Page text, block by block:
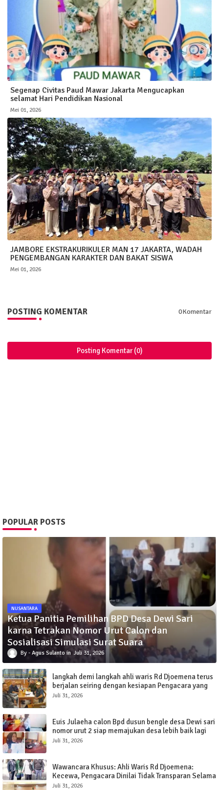
Segenap Civitas Paud Mawar Jakarta Mengucapkan
selamat Hari Pendidikan Nasional
Mei 01, 2026
JAMBORE EKSTRAKURIKULER MAN 17 JAKARTA, WADAH
PENGEMBANGAN KARAKTER DAN BAKAT SISWA
Mei 01, 2026
POSTING KOMENTAR 0Komentar
Posting Komentar (0)
POPULAR POSTS
NUSANTARA
Ketua Panitia Pemilihan BPD Desa Dewi Sari
karna Tetrakan Nomor Urut Calon dan
Sosialisasi Simulasi Surat Suara
Agus Sulanto Juli 31, 2026
langkah demi langkah ahli waris Rd Djoemena terus
berjalan seiring dengan kesiapan Pengacara yang
siap memenangkan sengketa tanah elang.
Juli 31, 2026
Euis Julaeha calon Bpd dusun bengle desa Dewi sari
nomor urut 2 siap memajukan desa lebih baik lagi
Juli 31, 2026
Wawancara Khusus: Ahli Waris Rd Djoemena:
Kecewa, Pengacara Dinilai Tidak Transparan Selama
Tujuh Tahun.
Juli 31, 2026